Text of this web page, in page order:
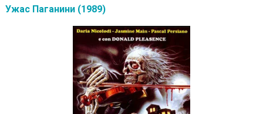
Ужас Паганини (1989)